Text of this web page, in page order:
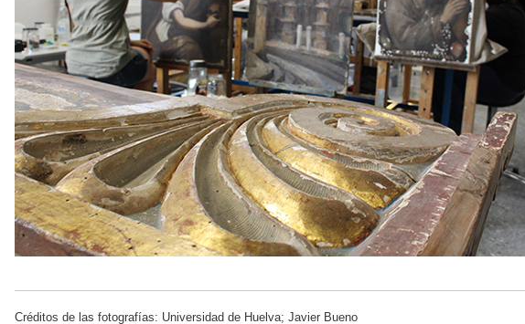
Créditos de las fotografías: Universidad de Huelva; Javier Bueno